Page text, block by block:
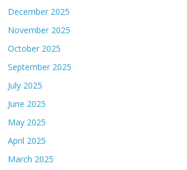
December 2025
November 2025
October 2025
September 2025
July 2025
June 2025
May 2025
April 2025
March 2025